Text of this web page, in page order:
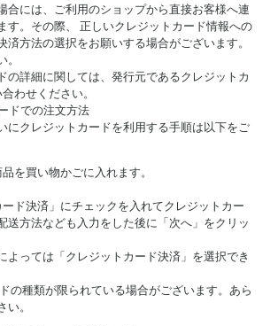
合には、ご利用のショップから直接お客様へ連
す。その際、 正しいクレジットカード情報への
済方法の選択をお願いする場合がございます。
の詳細に関しては、発行元であるクレジットカ
わせください。
ドでの注文方法
にクレジットカードを利用する手順は以下をご
を買い物かごに入れます。
ド決済」にチェックを入れてクレジットカー
送方法なども入力をした後に「次へ」をクリッ
よっては「クレジットカード決済」を選択でき
の種類が限られている場合がございます。あら
。